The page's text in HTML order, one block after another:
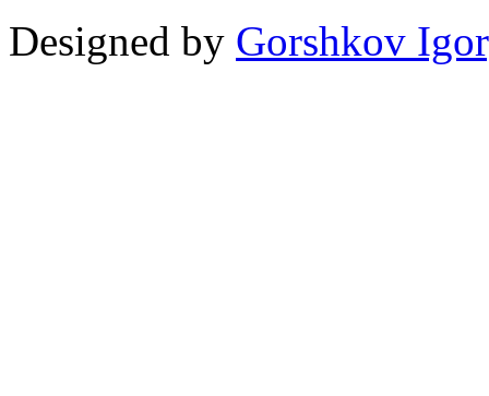
Designed by Gorshkov Igor